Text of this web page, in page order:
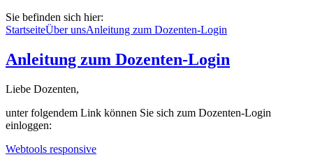
Sie befinden sich hier:
StartseiteÜber unsAnleitung zum Dozenten-Login
Anleitung zum Dozenten-Login
Liebe Dozenten,
unter folgendem Link können Sie sich zum Dozenten-Login
einloggen:
Webtools responsive